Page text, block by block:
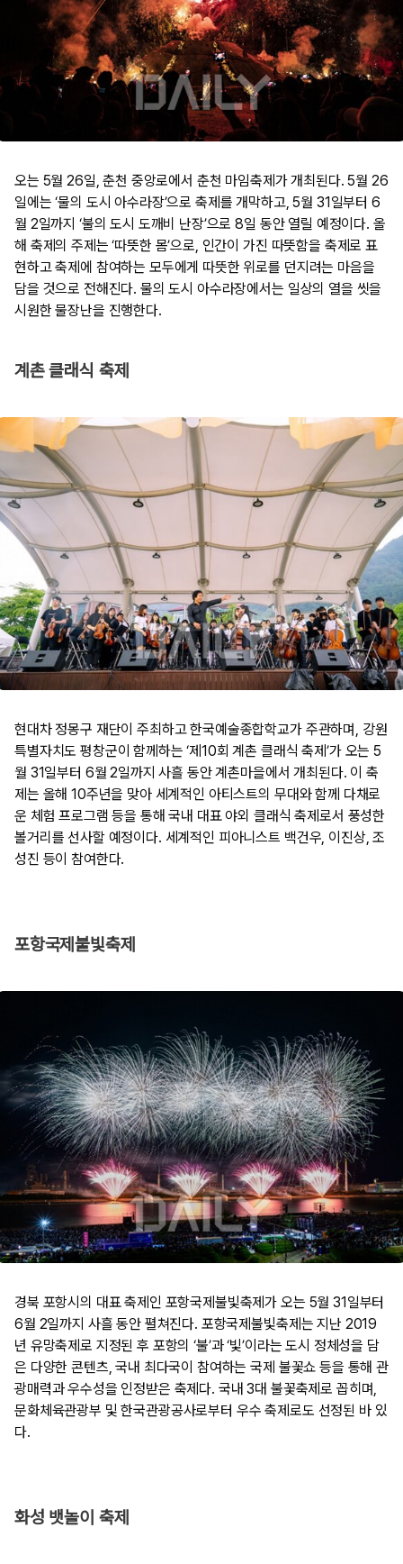
오는 5월 26일, 춘천 중앙로에서 춘천 마임축제가 개최된다. 5월 26
일에는 ‘물의 도시 아수라장’으로 축제를 개막하고, 5월 31일부터 6
월 2일까지 ‘불의 도시 도깨비 난장’으로 8일 동안 열릴 예정이다. 올
해 축제의 주제는 ‘따뜻한 몸’으로, 인간이 가진 따뜻함을 축제로 표
현하고 축제에 참여하는 모두에게 따뜻한 위로를 던지려는 마음을
담을 것으로 전해진다. 물의 도시 아수라장에서는 일상의 열을 씻을
시원한 물장난을 진행한다.
계촌 클래식 축제
현대차 정몽구 재단이 주최하고 한국예술종합학교가 주관하며, 강원
특별자치도 평창군이 함께하는 ‘제10회 계촌 클래식 축제’가 오는 5
월 31일부터 6월 2일까지 사흘 동안 계촌마을에서 개최된다. 이 축
제는 올해 10주년을 맞아 세계적인 아티스트의 무대와 함께 다채로
운 체험 프로그램 등을 통해 국내 대표 야외 클래식 축제로서 풍성한
볼거리를 선사할 예정이다. 세계적인 피아니스트 백건우, 이진상, 조
성진 등이 참여한다.
포항국제불빛축제
경북 포항시의 대표 축제인 포항국제불빛축제가 오는 5월 31일부터
6월 2일까지 사흘 동안 펼쳐진다. 포항국제불빛축제는 지난 2019
년 유망축제로 지정된 후 포항의 ‘불’과 ‘빛’이라는 도시 정체성을 담
은 다양한 콘텐츠, 국내 최다국이 참여하는 국제 불꽃쇼 등을 통해 관
광매력과 우수성을 인정받은 축제다. 국내 3대 불꽃축제로 꼽히며,
문화체육관광부 및 한국관광공사로부터 우수 축제로도 선정된 바 있
다.
화성 뱃놀이 축제